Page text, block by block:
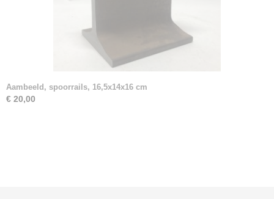
Aambeeld, spoorrails, 16,5x14x16 cm
€ 20,00